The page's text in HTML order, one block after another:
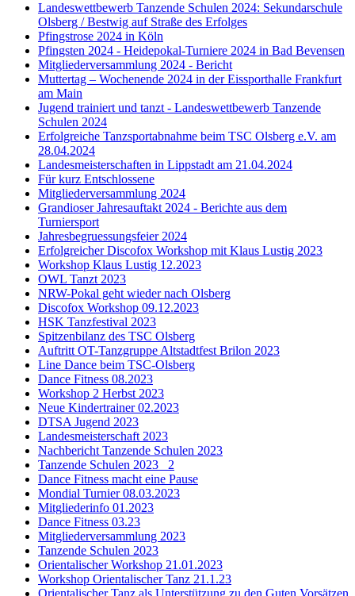
Landeswettbewerb Tanzende Schulen 2024: Sekundarschule
Olsberg / Bestwig auf Straße des Erfolges
Pfingstrose 2024 in Köln
Pfingsten 2024 - Heidepokal-Turniere 2024 in Bad Bevensen
Mitgliederversammlung 2024 - Bericht
Muttertag – Wochenende 2024 in der Eissporthalle Frankfurt
am Main
Jugend trainiert und tanzt - Landeswettbewerb Tanzende
Schulen 2024
Erfolgreiche Tanzsportabnahme beim TSC Olsberg e.V. am
28.04.2024
Landesmeisterschaften in Lippstadt am 21.04.2024
Für kurz Entschlossene
Mitgliederversammlung 2024
Grandioser Jahresauftakt 2024 - Berichte aus dem
Turniersport
Jahresbegruessungsfeier 2024
Erfolgreicher Discofox Workshop mit Klaus Lustig 2023
Workshop Klaus Lustig 12.2023
OWL Tanzt 2023
NRW-Pokal geht wieder nach Olsberg
Discofox Workshop 09.12.2023
HSK Tanzfestival 2023
Spitzenbilanz des TSC Olsberg
Auftritt OT-Tanzgruppe Altstadtfest Brilon 2023
Line Dance beim TSC-Olsberg
Dance Fitness 08.2023
Workshop 2 Herbst 2023
Neue Kindertrainer 02.2023
DTSA Jugend 2023
Landesmeisterschaft 2023
Nachbericht Tanzende Schulen 2023
Tanzende Schulen 2023 _2
Dance Fitness macht eine Pause
Mondial Turnier 08.03.2023
Mitgliederinfo 01.2023
Dance Fitness 03.23
Mitgliederversammlung 2023
Tanzende Schulen 2023
Orientalischer Workshop 21.01.2023
Workshop Orientalischer Tanz 21.1.23
Orientalischer Tanz als Unterstützung zu den Guten Vorsätzen